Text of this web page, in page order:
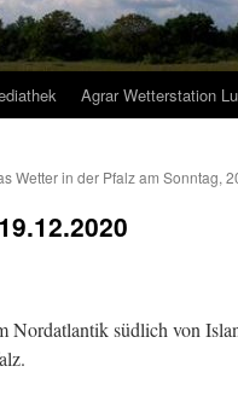
Agrar Wetterstation
Wetter in der Pfalz am Sonntag,
Nordatlantik südlich von